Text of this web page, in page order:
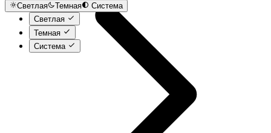
Светлая Темная
Система
Светлая
Темная
Система